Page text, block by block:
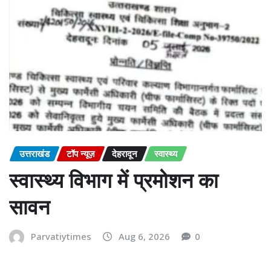
उत्तराखंड टॉप न्यूज़ देहरादून स्वास्थ्य
स्वास्थ्य विभाग में प्रमोशन का
सावन
Parvatiytimes Aug 6, 2026 0